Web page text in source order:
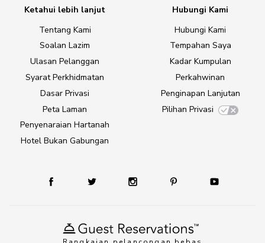
Ketahui lebih lanjut
Tentang Kami
Soalan Lazim
Ulasan Pelanggan
Syarat Perkhidmatan
Dasar Privasi
Peta Laman
Penyenaraian Hartanah
Hotel Bukan Gabungan
Hubungi Kami
Hubungi Kami
Tempahan Saya
Kadar Kumpulan
Perkahwinan
Penginapan Lanjutan
Pilihan Privasi